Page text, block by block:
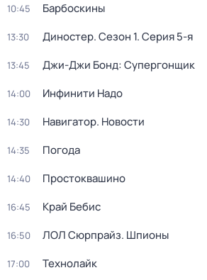
10:45 Барбоскины
13:30 Диностер. Сезон 1. Серия 5-я
13:45 Джи-Джи Бонд: Супергонщик
14:00 Инфинити Надо
14:30 Навигатор. Новости
14:35 Погода
14:40 Простоквашино
16:45 Край Бебис
16:50 ЛОЛ Сюрпрайз. Шпионы
17:00 Технолайк